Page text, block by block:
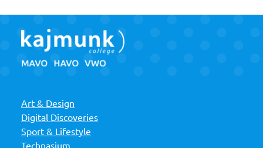
Art & Design
Digital Discoveries
Sport & Lifestyle
Technasium